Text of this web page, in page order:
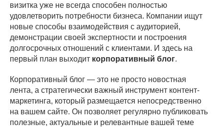
визитка уже не всегда способен полностью
удовлетворить потребности бизнеса. Компании ищут
новые способы взаимодействия с аудиторией,
демонстрации своей экспертности и построения
долгосрочных отношений с клиентами. И здесь на
первый план выходит корпоративный блог.
Корпоративный блог — это не просто новостная
лента, а стратегически важный инструмент контент-
маркетинга, который размещается непосредственно
на вашем сайте. Он позволяет регулярно публиковать
полезные, актуальные и релевантные вашей теме